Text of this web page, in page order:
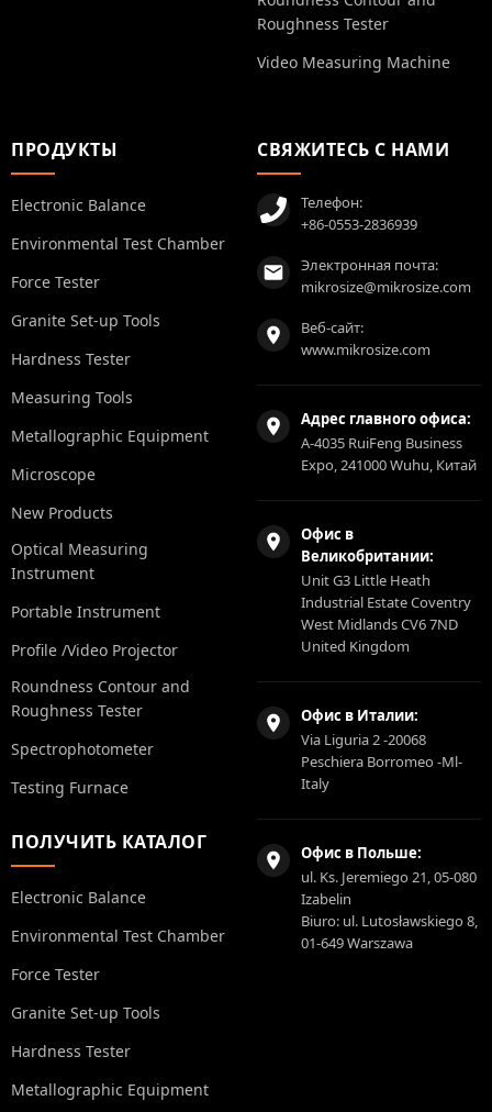
Roughness Tester
Video Measuring Machine
ПРОДУКТЫ
Electronic Balance
Environmental Test Chamber
Force Tester
Granite Set-up Tools
Hardness Tester
Measuring Tools
Metallographic Equipment
Microscope
New Products
Optical Measuring
Instrument
Portable Instrument
Profile /Video Projector
Roundness Contour and
Roughness Tester
Spectrophotometer
Testing Furnace
ПОЛУЧИТЬ КАТАЛОГ
Electronic Balance
Environmental Test Chamber
Force Tester
Granite Set-up Tools
Hardness Tester
Metallographic Equipment
СВЯЖИТЕСЬ С НАМИ
Телефон:
+86-0553-2836939
Электронная почта:
mikrosize@mikrosize.com
Веб-сайт:
www.mikrosize.com
Адрес главного офиса:
A-4035 RuiFeng Business
Expo, 241000 Wuhu, Китай
Офис в
Великобритании:
Unit G3 Little Heath
Industrial Estate Coventry
West Midlands CV6 7ND
United Kingdom
Офис в Италии:
Via Liguria 2 -20068
Peschiera Borromeo -Ml-
Italy
Офис в Польше:
ul. Ks. Jeremiego 21, 05-080
Izabelin
Biuro: ul. Lutosławskiego 8,
01-649 Warszawa